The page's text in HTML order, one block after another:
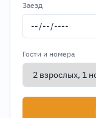
Заезд
Гости и номера